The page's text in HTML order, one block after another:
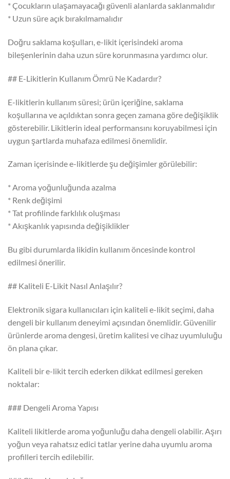
* Çocukların ulaşamayacağı güvenli alanlarda saklanmalıdır
* Uzun süre açık bırakılmamalıdır
Doğru saklama koşulları, e-likit içerisindeki aroma
bileşenlerinin daha uzun süre korunmasına yardımcı olur.
## E-Likitlerin Kullanım Ömrü Ne Kadardır?
E-likitlerin kullanım süresi; ürün içeriğine, saklama
koşullarına ve açıldıktan sonra geçen zamana göre değişiklik
gösterebilir. Likitlerin ideal performansını koruyabilmesi için
uygun şartlarda muhafaza edilmesi önemlidir.
Zaman içerisinde e-likitlerde şu değişimler görülebilir:
* Aroma yoğunluğunda azalma
* Renk değişimi
* Tat profilinde farklılık oluşması
* Akışkanlık yapısında değişiklikler
Bu gibi durumlarda likidin kullanım öncesinde kontrol
edilmesi önerilir.
## Kaliteli E-Likit Nasıl Anlaşılır?
Elektronik sigara kullanıcıları için kaliteli e-likit seçimi, daha
dengeli bir kullanım deneyimi açısından önemlidir. Güvenilir
ürünlerde aroma dengesi, üretim kalitesi ve cihaz uyumluluğu
ön plana çıkar.
Kaliteli bir e-likit tercih ederken dikkat edilmesi gereken
noktalar:
### Dengeli Aroma Yapısı
Kaliteli likitlerde aroma yoğunluğu daha dengeli olabilir. Aşırı
yoğun veya rahatsız edici tatlar yerine daha uyumlu aroma
profilleri tercih edilebilir.